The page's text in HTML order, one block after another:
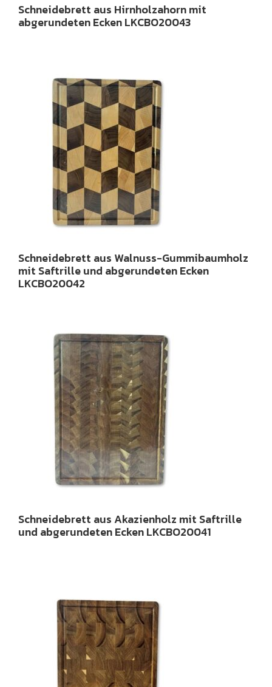
Schneidebrett aus Hirnholzahorn mit
abgerundeten Ecken LKCBO20043
Schneidebrett aus Walnuss-Gummibaumholz
mit Saftrille und abgerundeten Ecken
LKCBO20042
Schneidebrett aus Akazienholz mit Saftrille
und abgerundeten Ecken LKCBO20041